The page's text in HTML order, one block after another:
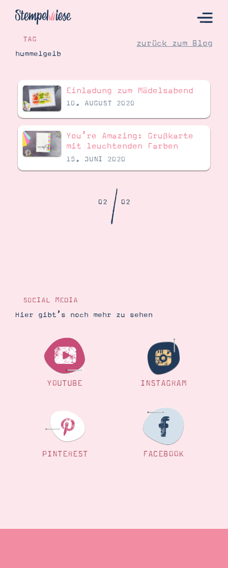
Hier Starten
Katalog
Bestellen
Kontakt
Tipps & Tricks
Ordnungstipps
TAG
hummelgelb
zurück zum Blog
Einladung zum Mädelsabend
10. AUGUST 2020
You’re Amazing: Grußkarte
mit leuchtenden Farben
15. JUNI 2020
02/02
SOCIAL MEDIA
Hier gibt’s noch mehr zu sehen
YOUTUBE INSTAGRAM
PINTEREST FACEBOOK